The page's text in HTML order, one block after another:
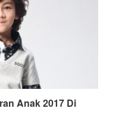
Anak 2017 Di